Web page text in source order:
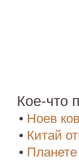
Кое-что
• Ноев
• Китай
•